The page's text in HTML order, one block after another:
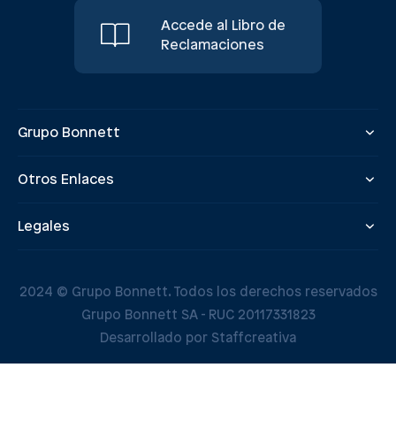
Accede al Libro de
Reclamaciones
Grupo Bonnett
Otros Enlaces
Legales
2024 © Grupo Bonnett. Todos los derechos reservados
Grupo Bonnett SA - RUC 20117331823
Desarrollado por Staffcreativa